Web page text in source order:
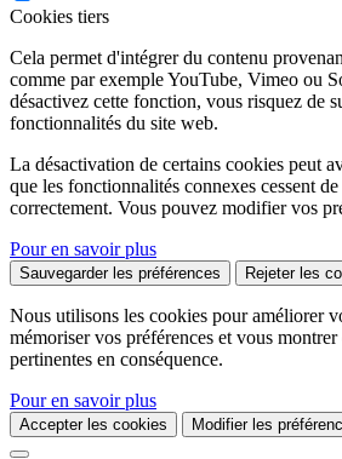
Cookies tiers
Cela permet d'intégrer du contenu
comme par exemple YouTube, Vimeo ou
désactivez cette fonction, vous risquez de
fonctionnalités du site web.
La désactivation de certains cookies peut
que les fonctionnalités connexes cessent
correctement. Vous pouvez modifier vos
Pour en savoir plus
Sauvegarder les préférences Rejeter les
Nous utilisons les cookies pour améliorer
mémoriser vos préférences et vous
pertinentes en conséquence.
Pour en savoir plus
Accepter les cookies Modifier les